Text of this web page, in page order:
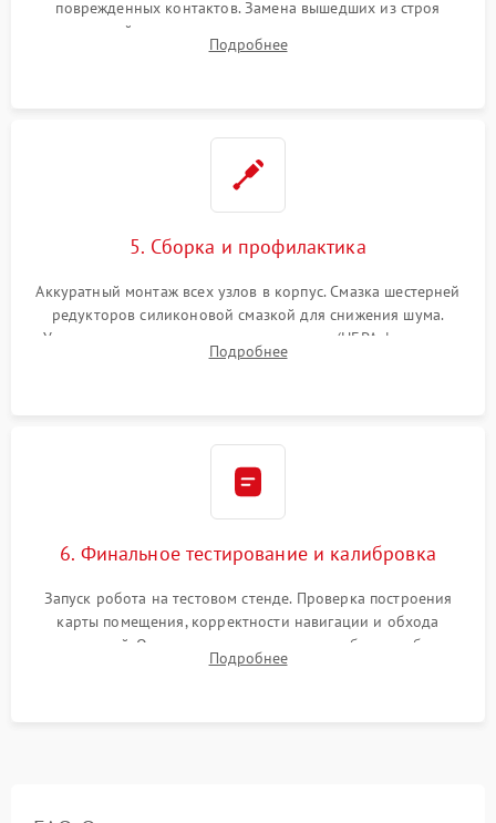
поврежденных контактов. Замена вышедших из строя
двигателей, изношенного аккумулятора, неисправного
лидара или помпы подачи воды. Восстановление шлейфов и
Подробнее
5. Сборка и профилактика
Аккуратный монтаж всех узлов в корпус. Смазка шестерней
редукторов силиконовой смазкой для снижения шума.
Установка новых расходных материалов (HEPA-фильтров,
микрофибры, щеток). Надежная фиксация разъемов и
Подробнее
6. Финальное тестирование и калибровка
Запуск робота на тестовом стенде. Проверка построения
карты помещения, корректности навигации и обхода
препятствий. Оценка силы всасывания и работы турбины.
Тестирование автоматического возврата на док-станцию и
Подробнее